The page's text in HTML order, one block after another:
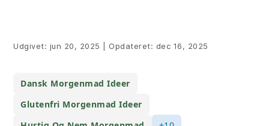
Udgivet: jun 20, 2025 Opdateret: dec 16, 2025
Dansk Morgenmad Ideer
Glutenfri Morgenmad Ideer